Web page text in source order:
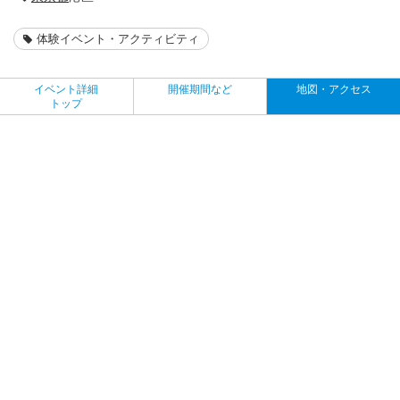
体験イベント・アクティビティ
イベント詳細
トップ
開催期間など 地図・アクセス